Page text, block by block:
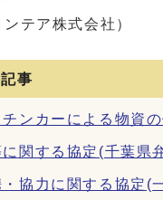
テア株式会社）
事
ンカーによる物資
関する協定(千葉県
協力に関する協定(